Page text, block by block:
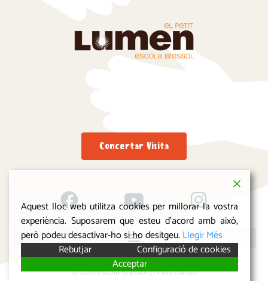
Concertar Visita
© 2021 Escola Bressol El Petit Lumen
Aquest lloc web utilitza cookies per millorar la vostra
experiència. Suposarem que esteu d'acord amb això,
però podeu desactivar-ho si ho desitgeu. Llegir Més
Rebutjar
Configuració de cookies
Acceptar